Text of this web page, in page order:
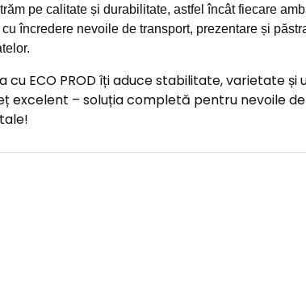
pe calitate și durabilitate, astfel încât fiecare
încredere nevoile de transport, prezentare și
cu ECO PROD îți aduce stabilitate, varietate și
excelent – soluția completă pentru nevoile